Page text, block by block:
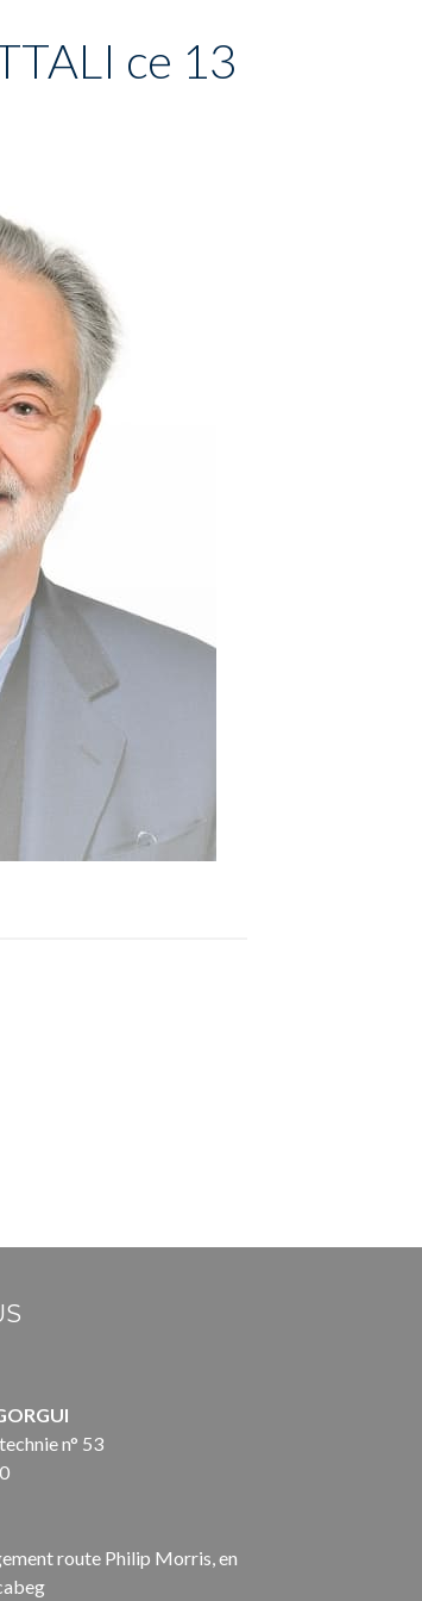
ce 13
n° 53
route Philip Morris, en